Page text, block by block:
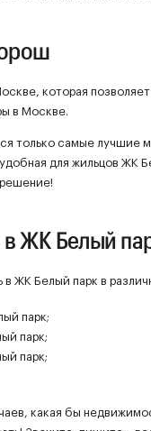
которая
в Москве.
только самые лучшие
для жильцов
ЖК Белый
ЖК Белый парк в
парк;
парк;
парк;
какая бы